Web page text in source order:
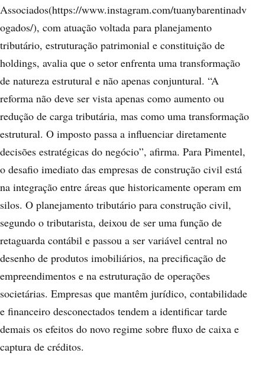
Associados(https://www.instagram.com/tuanybarentinadv
ogados/), com atuação voltada para planejamento
tributário, estruturação patrimonial e constituição de
holdings, avalia que o setor enfrenta uma transformação
de natureza estrutural e não apenas conjuntural. “A
reforma não deve ser vista apenas como aumento ou
redução de carga tributária, mas como uma transformação
estrutural. O imposto passa a influenciar diretamente
decisões estratégicas do negócio”, afirma. Para Pimentel,
o desafio imediato das empresas de construção civil está
na integração entre áreas que historicamente operam em
silos. O planejamento tributário para construção civil,
segundo o tributarista, deixou de ser uma função de
retaguarda contábil e passou a ser variável central no
desenho de produtos imobiliários, na precificação de
empreendimentos e na estruturação de operações
societárias. Empresas que mantêm jurídico, contabilidade
e financeiro desconectados tendem a identificar tarde
demais os efeitos do novo regime sobre fluxo de caixa e
captura de créditos.